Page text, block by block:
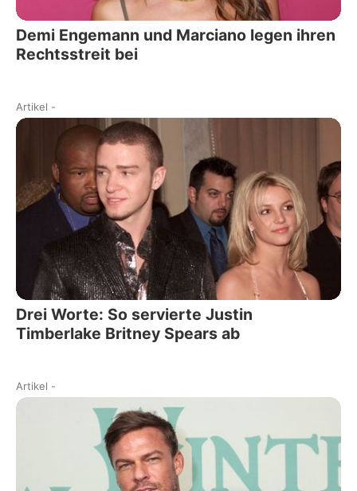
Demi Engemann und Marciano legen ihren
Rechtsstreit bei
Artikel -
Drei Worte: So servierte Justin
Timberlake Britney Spears ab
Artikel -